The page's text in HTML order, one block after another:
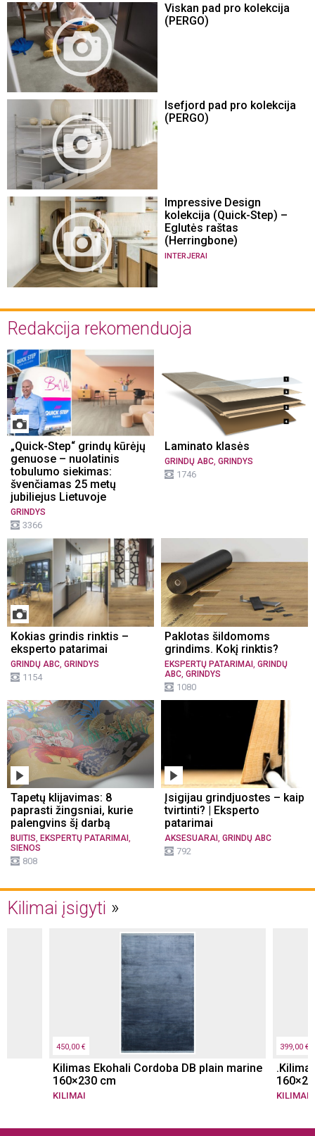
Viskan pad pro kolekcija
(PERGO)
Isefjord pad pro kolekcija
(PERGO)
Impressive Design
kolekcija (Quick-Step) –
Eglutės raštas
(Herringbone)
INTERJERAI
Redakcija rekomenduoja
„Quick-Step“ grindų kūrėjų
genuose – nuolatinis
tobulumo siekimas:
švenčiamas 25 metų
jubiliejus Lietuvoje
GRINDYS
3366
Laminato klasės
GRINDŲ ABC, GRINDYS
1746
Kokias grindis rinktis –
eksperto patarimai
GRINDŲ ABC GRINDYS
1154
Paklotas šildomoms
grindims. Kokį rinktis?
EKSPERTŲ PATARIMAI GRINDŲ
ABC GRINDYS
1080
Tapetų klijavimas: 8
paprasti žingsniai, kurie
palengvins šį darbą
BUITIS EKSPERTŲ PATARIMAI
SIENOS
808
Įsigijau grindjuostes – kaip
tvirtinti? | Eksperto
patarimai
AKSESUARAI GRINDŲ ABC
792
Kilimai įsigyti
450,00 €
Kilimas Ekohali Cordoba DB plain marine
160×230 cm
KILIMAI
399,00 €
KILIMAI